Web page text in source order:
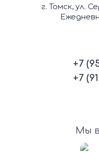
г. Томск, ул.
+7
+7
Мы